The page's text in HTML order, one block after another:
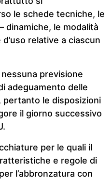
le schede tecniche, le
dinamiche, le modalità
relative a ciascun
previsione
adeguamento delle
pertanto le disposizioni
il giorno successivo
per le quali il
e regole di
l’abbronzatura con